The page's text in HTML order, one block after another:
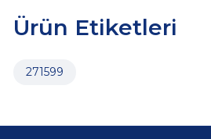
Ürün Etiketleri
271599